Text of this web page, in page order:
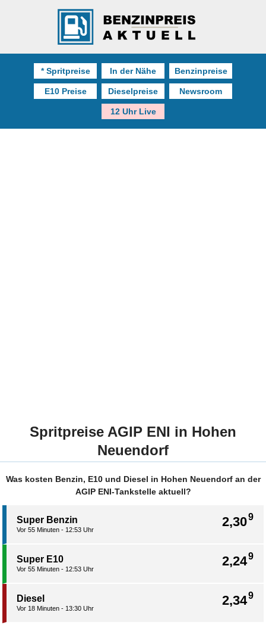
* Spritpreise In der Nähe Benzinpreise
E10 Preise Dieselpreise Newsroom
12 Uhr Live
Spritpreise AGIP ENI in Hohen
Neuendorf
Was kosten Benzin, E10 und Diesel in Hohen Neuendorf an der
AGIP ENI-Tankstelle aktuell?
2,309
Super Benzin
Vor 55 Minuten - 12:53 Uhr
2,249
Super E10
Vor 55 Minuten - 12:53 Uhr
2,349
Diesel
Vor 18 Minuten - 13:30 Uhr